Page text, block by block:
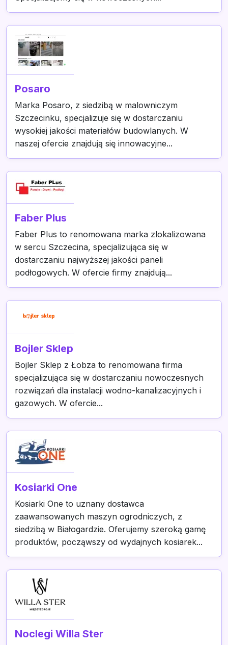
Posaro
Marka Posaro, z siedzibą w malowniczym
Szczecinku, specjalizuje się w dostarczaniu
wysokiej jakości materiałów budowlanych. W
naszej ofercie znajdują się innowacyjne...
Faber Plus
Faber Plus to renomowana marka zlokalizowana
w sercu Szczecina, specjalizująca się w
dostarczaniu najwyższej jakości paneli
podłogowych. W ofercie firmy znajdują...
Bojler Sklep
Bojler Sklep z Łobza to renomowana firma
specjalizująca się w dostarczaniu nowoczesnych
rozwiązań dla instalacji wodno-kanalizacyjnych i
gazowych. W ofercie...
Kosiarki One
Kosiarki One to uznany dostawca
zaawansowanych maszyn ogrodniczych, z
siedzibą w Białogardzie. Oferujemy szeroką gamę
produktów, począwszy od wydajnych kosiarek...
Noclegi Willa Ster